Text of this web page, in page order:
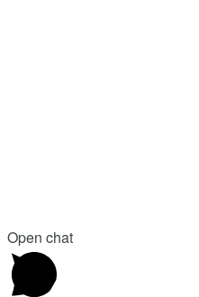
Open chat